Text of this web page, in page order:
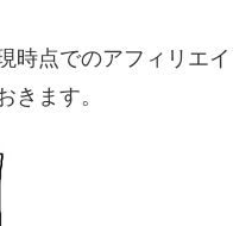
時点でのアフィリエイ
きます。